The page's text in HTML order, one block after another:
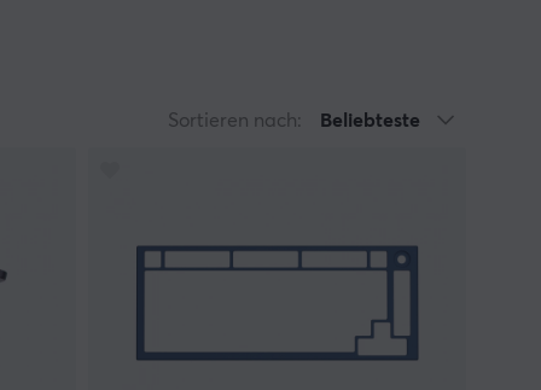
Sortieren nach: Beliebteste